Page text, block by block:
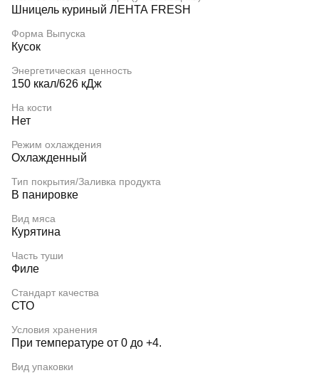
Шницель куриный ЛЕНТА FRESH
Форма Выпуска
Кусок
Энергетическая ценность
150 ккал/626 кДж
На кости
Нет
Режим охлаждения
Охлажденный
Тип покрытия/Заливка продукта
В панировке
Вид мяса
Курятина
Часть туши
Филе
Стандарт качества
СТО
Условия хранения
При температуре от 0 до +4.
Вид упаковки